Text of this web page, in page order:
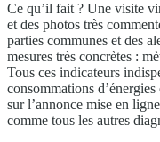
Ce qu’il fait ? Une visite
et des photos très
parties communes et des
mesures très concrètes :
Tous ces indicateurs
consommations
sur l’annonce mise en
comme tous les autres